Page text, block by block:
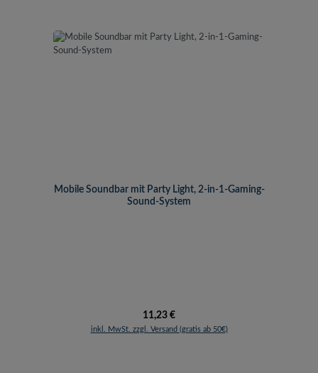
Mobile Soundbar mit Party Light, 2-in-1-Gaming-
Sound-System
Regulärer Preis:
11,23 €
inkl. MwSt. zzgl. Versand (gratis ab 50€)